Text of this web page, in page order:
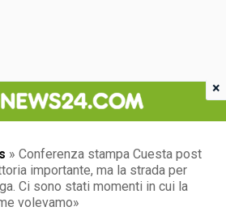
» Conferenza stampa Cuesta post
importante, ma la strada per
Ci sono stati momenti in cui la
volevamo»
×